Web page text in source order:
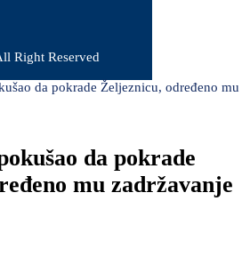
Right Reserved
da pokrade Željeznicu, određeno mu
da pokrade
mu zadržavanje